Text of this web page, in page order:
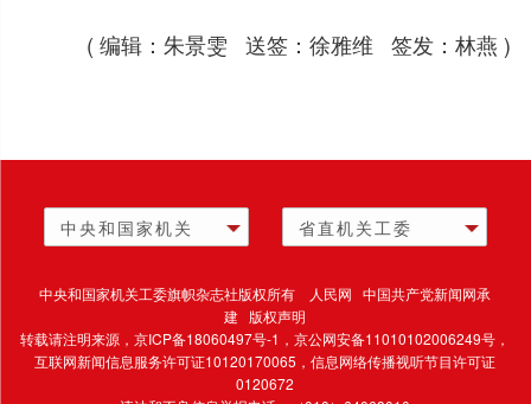
( 编辑：朱景雯 送签：徐雅维 签发：林燕 )
中央和国家机关 省直机关工委
中央和国家机关工委旗帜杂志社版权所有 人民网 中国共产党新闻网承
建 版权声明
转载请注明来源，京ICP备18060497号-1 ，京公网安备11010102006249号，
互联网新闻信息服务许可证10120170065，信息网络传播视听节目许可证
0120672